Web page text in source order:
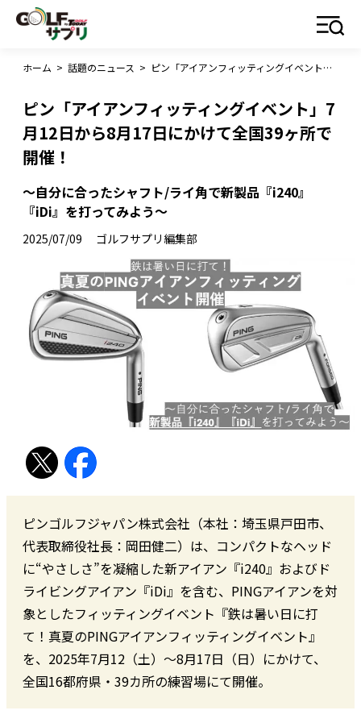
ホーム > 話題のニュース > ピン「アイアンフィッティングイベント」7月12日から8月17日にかけて全国39ヶ所で開催！
ピン「アイアンフィッティングイベント」7
月12日から8月17日にかけて全国39ヶ所で
開催！
～自分に合ったシャフト/ライ角で新製品『i240』
『iDi』を打ってみよう～
2025/07/09 ゴルフサプリ編集部
ピンゴルフジャパン株式会社（本社：埼玉県戸田市、
代表取締役社長：岡田健二）は、コンパクトなヘッド
に“やさしさ”を凝縮した新アイアン『i240』およびド
ライビングアイアン『iDi』を含む、PINGアイアンを対
象としたフィッティングイベント『鉄は暑い日に打
て！真夏のPINGアイアンフィッティングイベント』
を、2025年7月12（土）〜8月17日（日）にかけて、
全国16都府県・39カ所の練習場にて開催。